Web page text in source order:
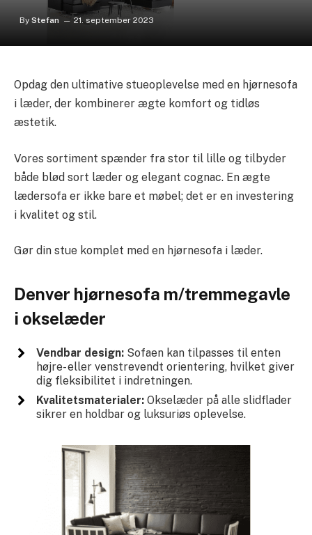
By Stefan 21. september 2023
Opdag den ultimative stueoplevelse med en hjørnesofa
i læder, der kombinerer ægte komfort og tidløs
æstetik.
Vores sortiment spænder fra stor til lille og tilbyder
både blød sort læder og elegant cognac. En ægte
lædersofa er ikke bare et møbel; det er en investering
i kvalitet og stil.
Gør din stue komplet med en hjørnesofa i læder.
Denver hjørnesofa m/tremmegavle
i okselæder
Vendbar design:Sofaen kan tilpasses til enten
højre- eller venstrevendt orientering, hvilket giver
dig fleksibilitet i indretningen.
Kvalitetsmaterialer:Okselæder på alle slidflader
sikrer en holdbar og luksuriøs oplevelse.